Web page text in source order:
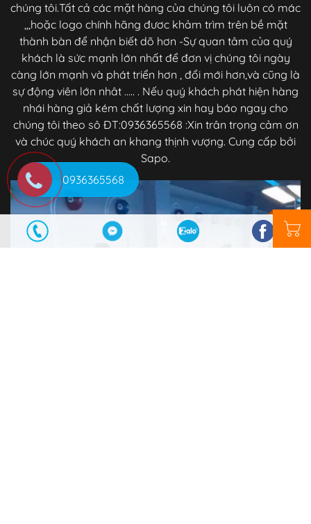
chúng tôi.Tất cả các mặt hàng của chúng tôi luôn có mác
,,,hoặc logo chính hãng đươc khảm trìm trên bề mặt
thành bàn để nhận biết dõ hơn -Sự quan tâm của quý
khách là sức mạnh lớn nhất để đơn vị chúng tôi ngày
càng lớn mạnh và phát triển hơn , đổi mới hơn,và cũng là
sự động viên lớn nhât ..... . Nếu quý khách phát hiện hàng
nhái hàng giả kém chất lượng xin hay báo ngay cho
chúng tôi theo sô ĐT:0936365568 :Xin trân trọng cảm ơn
và chúc quý khách an khang thịnh vượng. Cung cấp bởi
Sapo.
0936365568